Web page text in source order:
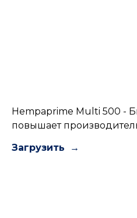
Hempaprime Multi 500 -
повышает
Загрузить